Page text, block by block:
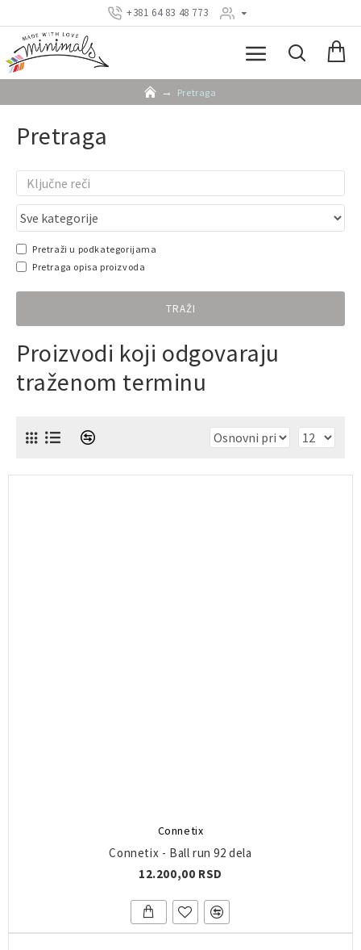
+381 64 83 48 773
Pretraga
Pretraga
Pretraži u podkategorijama
Pretraga opisa proizvoda
TRAŽI
Proizvodi koji odgovaraju
traženom terminu
Connetix
Connetix - Ball run 92 dela
12.200,00 RSD